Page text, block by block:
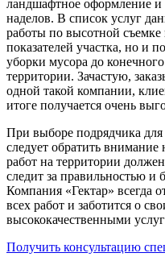
ландшафтное оформление
наделов. В список услуг
работы по высотной
показателей участка, но и
уборки мусора до
территории. Зачастую,
одной такой компании,
итоге получается очень
При выборе подрядчика для
следует обратить внимание
работ на территории
следит за правильностью и
Компания «Гектар» всегда
всех работ и заботится о
высококачественными
Получить консультацию